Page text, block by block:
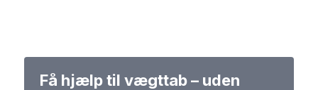
Få hjælp til vægttab – uden